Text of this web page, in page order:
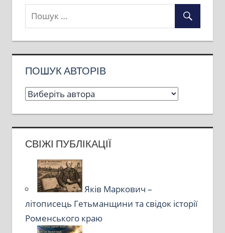
ПОШУК АВТОРІВ
СВІЖІ ПУБЛІКАЦІЇ
Яків Маркович –
літописець Гетьманщини та свідок історії
Роменського краю